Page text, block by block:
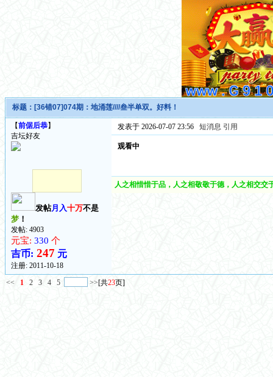
标题： [36错07]074期：地涌莲////叁半单双。好料！
【前倨后恭】
吉坛好友
发帖月入十万不是
梦！
发帖: 4903
元宝: 330 个
吉币: 247 元
注册: 2011-10-18
发表于 2026-07-07 23:56 短消息 引用
观看中
人之相惜惜于品，人之相敬敬于德，人之相交
<< 1 2 3 4 5 >>[共23页]